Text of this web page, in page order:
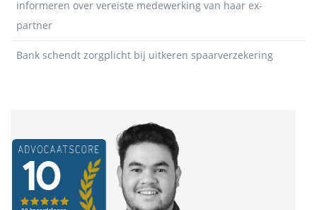
informeren over vereiste medewerking van haar ex-
partner
Bank schendt zorgplicht bij uitkeren spaarverzekering